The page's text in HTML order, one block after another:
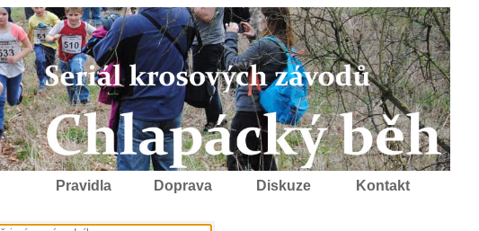
Pravidla Doprava Diskuze Kontakt